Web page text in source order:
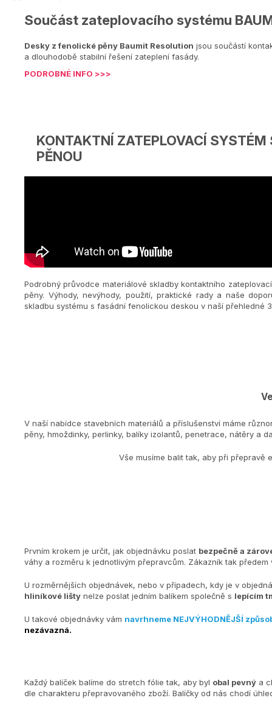
Součást zateplovacího systému
Desky z fenolické pěny Baumit Resolution jsou součástí
a dlouhodobě stabilní řešení zateplení fasády.
PODROBNÉ INFO >>>
KONTAKTNÍ ZATEPLOVACÍ SYSTÉM
PĚNOU
Podrobný průvodce materiálové skladby kontaktního
pěny. Výhody, nevýhody, použití, praktické rady a naše
skladbu systému s fasádní fenolickou deskou v naší přehledné
V naší nabídce stavebních materiálů a příslušenství máme
pěny, hmoždinky, perlinky, balíky izolantů, penetrace, nátěry a
Vše musíme balit tak, aby při přepravě
Prvním krokem je určit, jak objednávku poslat bezpečně a
váhy a rozměru k jednotlivým přepravcům. Zákazník tak
U rozměrnějších objednávek, nebo v případech, kdy je v
hliníkové lišty nelze poslat jedním balíkem společně s lepícím
U takové objednávky vám navrhneme NEJVÝHODNĚJŠÍ
nezávazná.
Každý balíček balíme do stretch fólie tak, aby byl obal pevný a
dle charakteru přepravovaného zboží. Balíčky od nás chodí